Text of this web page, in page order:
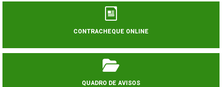
CONTRACHEQUE ONLINE
QUADRO DE AVISOS